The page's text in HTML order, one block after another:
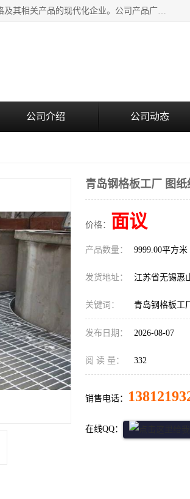
无锡昌鸿钢格板有限公司是专业生产和销售各类镀锌钢格板、镀锌钢格栅、不锈钢钢格及其相关产品的现代化企业。公司产品广泛运用于石油、化工、港口、电力、运输、造纸、医药、钢铁、食品、市政、房地产、制造业等各个领域。
公司介绍 公司动态
青岛钢格板工厂 图纸
价格： 面议
产品数量： 9999.00平方米
发货地址： 江苏省无锡惠
关键词： 青岛钢格板工厂
发布日期： 2026-08-07
阅 读 量： 332
销售电话：
在线QQ：